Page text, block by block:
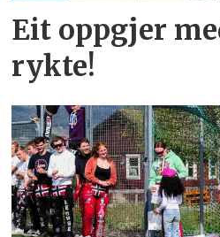
Eit oppgjer
rykte!